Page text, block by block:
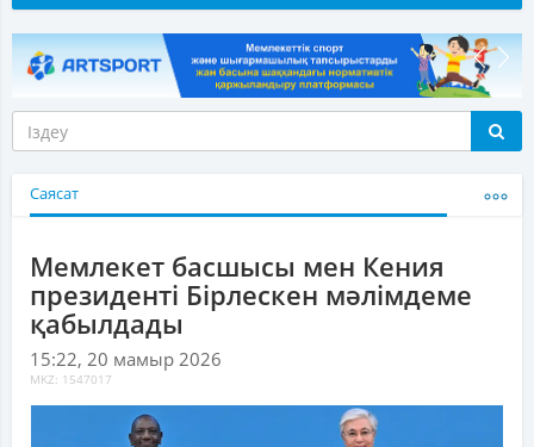
Саясат
Мемлекет басшысы мен Кения
президенті Бірлескен мәлімдеме
қабылдады
15:22, 20 мамыр 2026
MKZ: 1547017